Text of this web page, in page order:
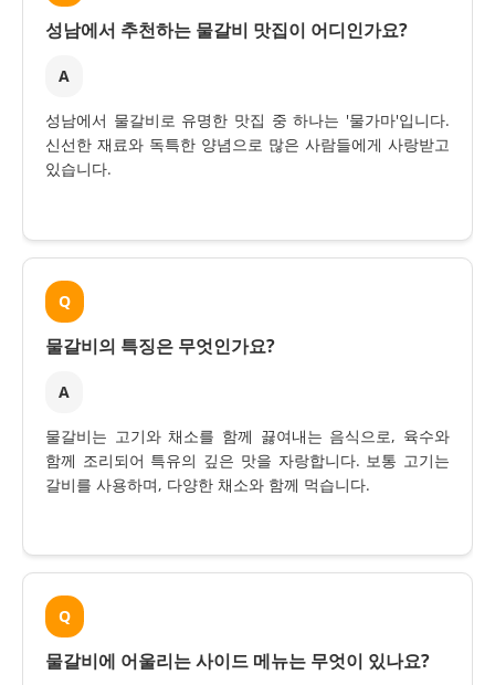
성남에서 추천하는 물갈비 맛집이 어디인가요?
A
성남에서 물갈비로 유명한 맛집 중 하나는 '물가마'입니다.
신선한 재료와 독특한 양념으로 많은 사람들에게 사랑받고
있습니다.
Q
물갈비의 특징은 무엇인가요?
A
물갈비는 고기와 채소를 함께 끓여내는 음식으로, 육수와
함께 조리되어 특유의 깊은 맛을 자랑합니다. 보통 고기는
갈비를 사용하며, 다양한 채소와 함께 먹습니다.
Q
물갈비에 어울리는 사이드 메뉴는 무엇이 있나요?